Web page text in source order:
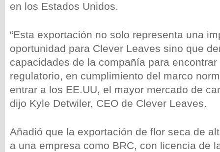
en los Estados Unidos.
“Esta exportación no solo representa una
oportunidad para Clever Leaves sino que
capacidades de la compañía para
regulatorio, en cumplimiento del marco
entrar a los EE.UU, el mayor mercado de
dijo Kyle Detwiler, CEO de Clever Leaves.
Añadió que la exportación de flor seca de
a una empresa como BRC, con licencia de